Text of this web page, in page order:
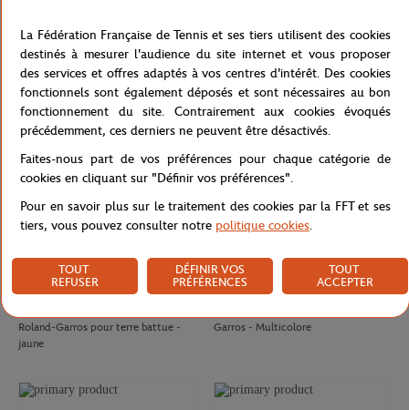
Polo Arbitre Homme Lacoste x
Roland-Garros - Marine
T-shirt Unisexe Lacoste pour Roland-
WILSON 10,50 €
Roland-Garros pour terre battue -
jaune
WILSON 8,00
Garros - Multicolore
La Fédération Française de Tennis et ses tiers utilisent des cookies
destinés à mesurer l'audience du site internet et vous proposer
des services et offres adaptés à vos centres d'intérêt. Des cookies
fonctionnels sont également déposés et sont nécessaires au bon
fonctionnement du site. Contrairement aux cookies évoqués
précédemment, ces derniers ne peuvent être désactivés.
Faites-nous part de vos préférences pour chaque catégorie de
cookies en cliquant sur "Définir vos préférences".
Pour en savoir plus sur le traitement des cookies par la FFT et ses
tiers, vous pouvez consulter notre politique cookies.
TOUT
REFUSER
DÉFINIR VOS
PRÉFÉRENCES
TOUT
ACCEPTER